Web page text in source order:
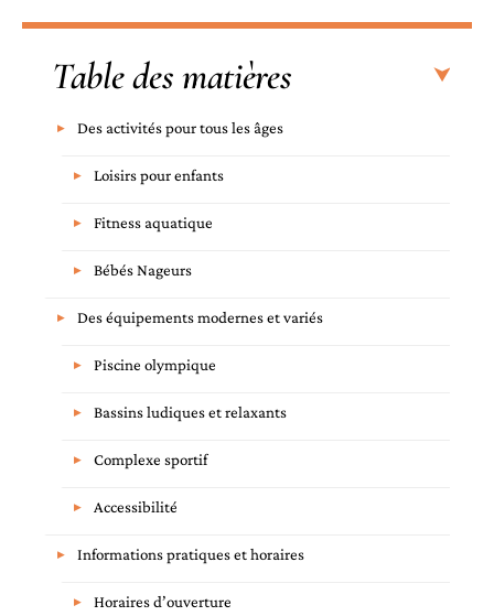
Table des matières
Des activités pour tous les âges
Loisirs pour enfants
Fitness aquatique
Bébés Nageurs
Des équipements modernes et variés
Piscine olympique
Bassins ludiques et relaxants
Complexe sportif
Accessibilité
Informations pratiques et horaires
Horaires d’ouverture